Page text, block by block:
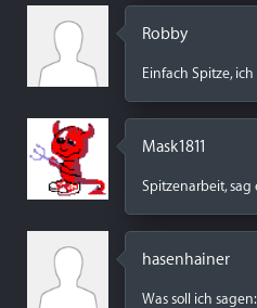
Robby
Einfach Spitze,
Mask1811
Spitzenarbeit, sag
hasenhainer
Was soll ich